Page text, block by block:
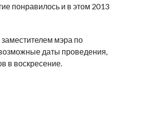
понравилось и в этом 2013
мэра по
даты проведения,
в воскресение.